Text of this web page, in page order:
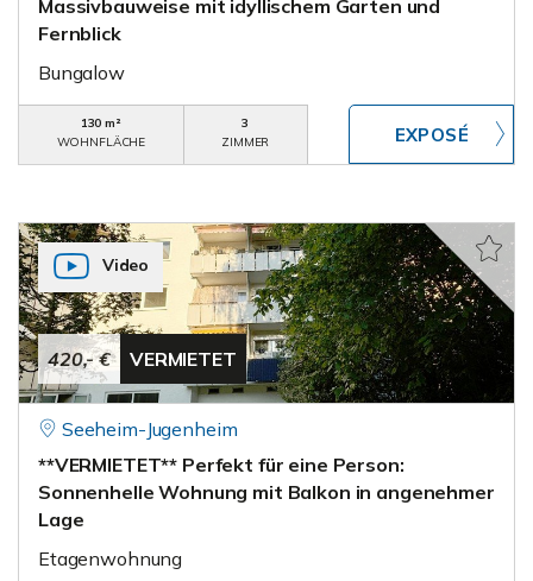
Massivbauweise mit idyllischem Garten und
Fernblick
Bungalow
130 m²
WOHNFLÄCHE
3
ZIMMER
420,- € VERMIETET
Video
Seeheim-Jugenheim
**VERMIETET** Perfekt für eine Person:
Sonnenhelle Wohnung mit Balkon in angenehmer
Lage
Etagenwohnung